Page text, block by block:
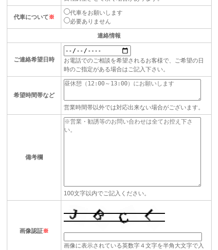
代車について※
代車をお願いします
必要ありません
連絡情報
ご連絡希望日時
お電話でのご相談を希望されるお客様で、ご希望の日
時のご指定がある場合はご記入下さい。
希望時間帯など
営業時間帯以外では対応出来ない場合がございます。
備考欄
100文字以内でご記入ください。
画像認証※
画像に表示されている英数字４文字を半角大文字で入